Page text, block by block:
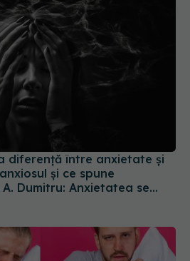
și ce spune
Dumitru: Anxietatea se
la tristețe